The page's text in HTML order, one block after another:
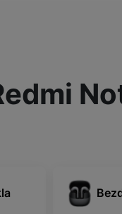
Tablety